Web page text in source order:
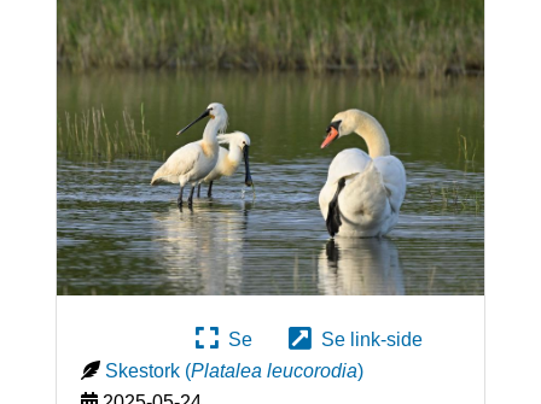
Se
Se link-side
Skestork (Platalea leucorodia)